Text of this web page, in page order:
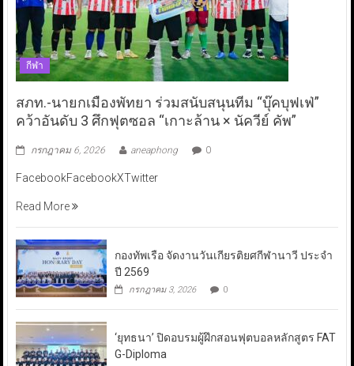
กีฬา
สภท.-นายกเมืองพัทยา ร่วมสนับสนุนทีม “บุ๊คบุฟเฟ่”
คว้าอันดับ 3 ศึกฟุตซอล “เกาะล้าน × นัควีย์ คัพ”
กรกฎาคม 6, 2026 aneaphong 0
FacebookFacebookXTwitter
Read More
กองทัพเรือ จัดงานวันเกียรติยศกีฬานาวี ประจำ
ปี 2569
กรกฎาคม 3, 2026 0
‘ยุทธนา’ ปิดอบรมผู้ฝึกสอนฟุตบอลหลักสูตร FAT
G-Diploma